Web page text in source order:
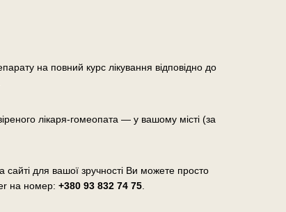
на повний курс лікування відповідно до
лікаря-гомеопата — у вашому місті (за
для вашої зручності Ви можете просто
на номер: +380 93 832 74 75.